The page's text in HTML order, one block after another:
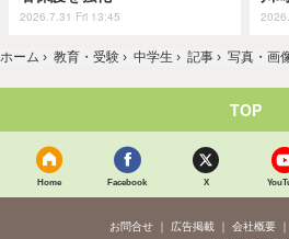
2026.7.31 Fri 13:45
ホーム › 教育・受験 › 中学生 › 記事 › 写真・画
TOP
Home Facebook X
お問合せ 広告掲載 会社概要